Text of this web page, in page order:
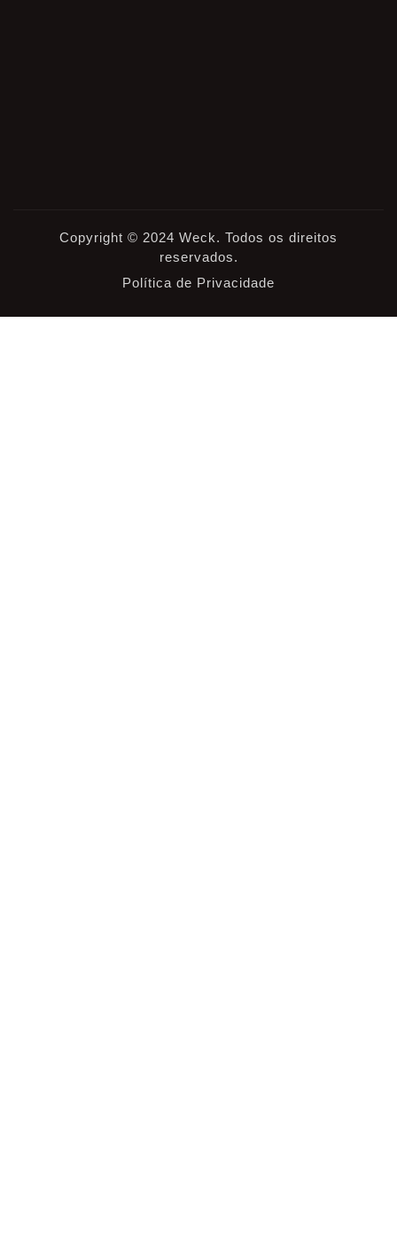
Copyright © 2024 Weck. Todos os direitos
reservados.
Política de Privacidade